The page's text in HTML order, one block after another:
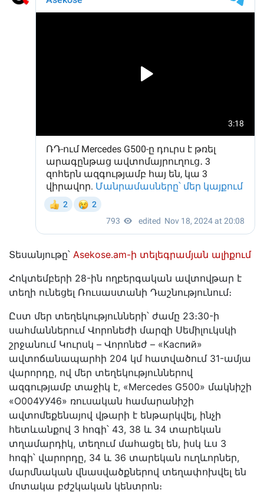
Տեսանյութը՝ Asekose.am-ի տելեգրամյան ալիքում
Հոկտեմբերի 28-ին ողբերգական ավտովթար է
տեղի ունեցել Ռուսաստանի Դաշնությունում։
Ըստ մեր տեղեկությունների՝ ժամը 23։30-ի
սահմաններում Վորոնեժի մարզի Սեմիլուկսկի
շրջանում Կուրսկ – Վորոնեժ – «Каспий»
ավտոճանապարհի 204 կմ հատվածում 31-ամյա
վարորդը, ով մեր տեղեկություններով
ազգությամբ տաջիկ է, «Mercedes G500» մակնիշի
«О004УУ46» ռուսական համարանիշի
ավտոմեքենայով վթարի է ենթարկվել, ինչի
հետևանքով 3 հոգի՝ 43, 38 և 34 տարեկան
տղամարդիկ, տեղում մահացել են, իսկ ևս 3
հոգի՝ վարորդը, 34 և 36 տարեկան ուղևորներ,
մարմնական վնասվածքներով տեղափոխվել են
մոտակա բժշկական կենտրոն։